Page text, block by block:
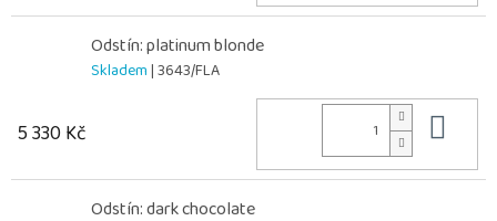
Odstín: platinum blonde
Skladem| 3643/FLA
5 330 Kč
Odstín: dark chocolate